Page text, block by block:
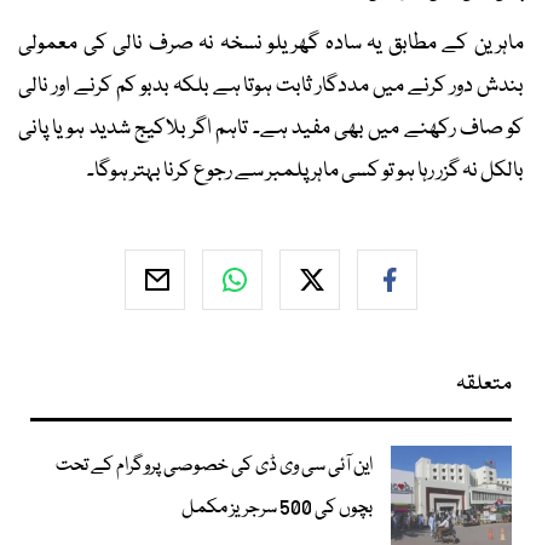
ماہرین کے مطابق یہ سادہ گھریلو نسخہ نہ صرف نالی کی معمولی
بندش دور کرنے میں مددگار ثابت ہوتا ہے بلکہ بدبو کم کرنے اور نالی
کو صاف رکھنے میں بھی مفید ہے۔ تاہم اگر بلاکیج شدید ہو یا پانی
بالکل نہ گزر رہا ہو تو کسی ماہر پلمبر سے رجوع کرنا بہتر ہوگا۔
متعلقہ
این آئی سی وی ڈی کی خصوصی پروگرام کے تحت
بچوں کی 500 سرجریز مکمل